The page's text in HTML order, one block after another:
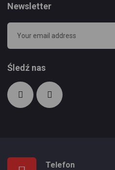
Newsletter
Śledź nas
Telefon